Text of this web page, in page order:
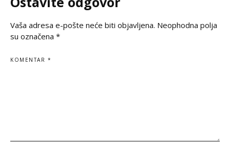
Vaša adresa e-pošte neće biti objavljena. Neophodna polja
su označena *
KOMENTAR *